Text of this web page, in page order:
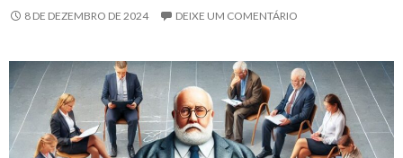
8 DE DEZEMBRO DE 2024 DEIXE UM COMENTÁRIO